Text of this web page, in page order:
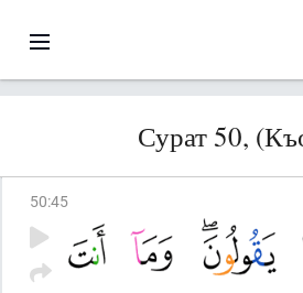
Сурат 50,
50:45